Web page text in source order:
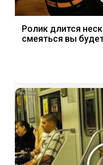
Ролик длится
смеяться вы